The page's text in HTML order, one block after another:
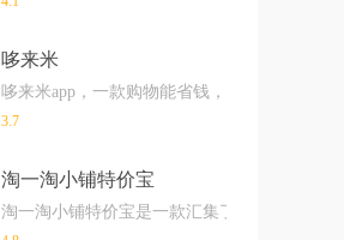
哆来米
哆来米app，一款购物能省钱，还可以兼职赚
3.7
淘一淘小铺特价宝
淘一淘小铺特价宝是一款汇集了大量优质商